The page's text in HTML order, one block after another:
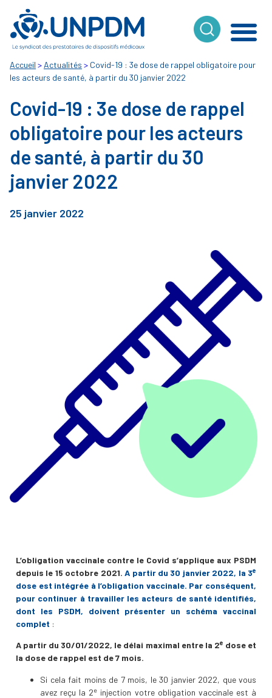
Accueil > Actualités > Covid-19 : 3e dose de rappel obligatoire pour
les acteurs de santé, à partir du 30 janvier 2022
Covid-19 : 3e dose de rappel
obligatoire pour les acteurs
de santé, à partir du 30
janvier 2022
25 janvier 2022
L’obligation vaccinale contre le Covid s’applique aux PSDM
depuis le 15 octobre 2021.A partir du 30 janvier 2022, la 3e
dose est intégrée à l’obligation vaccinale. Par conséquent,
pour continuer à travailler les acteurs de santé identifiés,
dont les PSDM, doivent présenter un schéma vaccinal
complet :
A partir du 30/01/2022, le délai maximal entre la 2e dose et
la dose de rappel est de 7 mois.
Si cela fait moins de 7 mois, le 30 janvier 2022, que vous
avez reçu la 2e injection votre obligation vaccinale est à